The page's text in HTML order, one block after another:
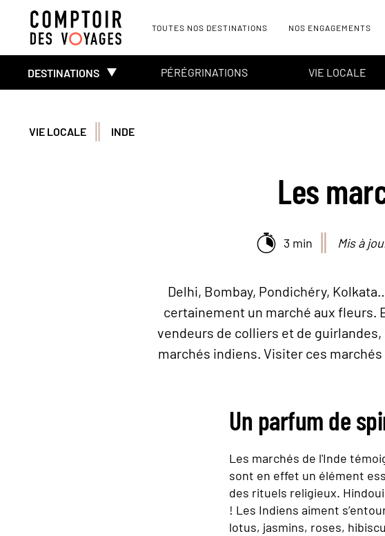
TOUTES NOS DESTINATIONS NOS ENGAGEMENTS
DESTINATIONS PÉRÉGRINATIONS VIE LOCALE
VIE LOCALE INDE
Les
3 min Mis à
Delhi, Bombay, Pondichéry,
certainement un marché aux fleurs.
vendeurs de colliers et de
marchés indiens. Visiter ces
Un parfum de
Les marchés de l'Inde
sont en effet un élément
des rituels religieux.
! Les Indiens aiment
lotus, jasmins, roses,